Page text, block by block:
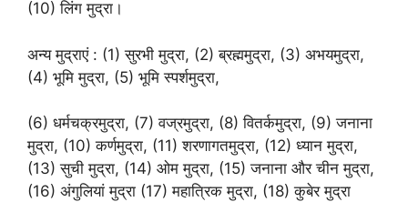
(10) लिंग मुद्रा।
अन्य मुद्राएं : (1) सुरभी मुद्रा, (2) ब्रह्ममुद्रा, (3) अभयमुद्रा,
(4) भूमि मुद्रा, (5) भूमि स्पर्शमुद्रा,
(6) धर्मचक्रमुद्रा, (7) वज्रमुद्रा, (8) वितर्कमुद्रा, (9) जनाना
मुद्रा, (10) कर्णमुद्रा, (11) शरणागतमुद्रा, (12) ध्यान मुद्रा,
(13) सुची मुद्रा, (14) ओम मुद्रा, (15) जनाना और चीन मुद्रा,
(16) अंगुलियां मुद्रा (17) महात्रिक मुद्रा, (18) कुबेर मुद्रा